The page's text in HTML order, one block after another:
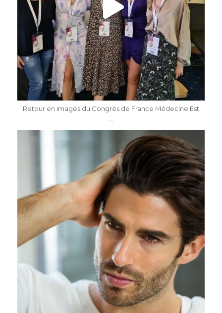
Mai 7
Retour en images du Congrès de France Médecine Est
...
dr.katiasalomon
Mai 4